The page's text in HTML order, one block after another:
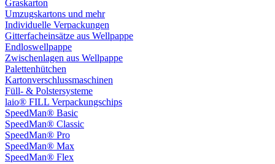
Graskarton
Umzugskartons und mehr
Individuelle Verpackungen
Gitterfacheinsätze aus Wellpappe
Endloswellpappe
Zwischenlagen aus Wellpappe
Palettenhütchen
Kartonverschlussmaschinen
Füll- & Polstersysteme
laio® FILL Verpackungschips
SpeedMan® Basic
SpeedMan® Classic
SpeedMan® Pro
SpeedMan® Max
SpeedMan® Flex